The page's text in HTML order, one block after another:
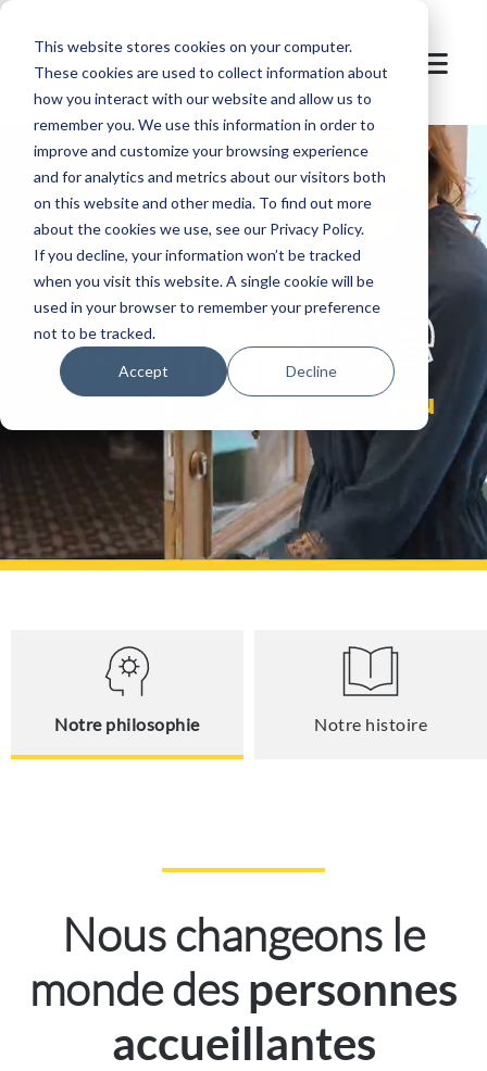
This website stores cookies on your computer.
These cookies are used to collect information about
how you interact with our website and allow us to
remember you. We use this information in order to
improve and customize your browsing experience
and for analytics and metrics about our visitors both
on this website and other media. To find out more
about the cookies we use, see our Privacy Policy.
If you decline, your information won’t be tracked
when you visit this website. A single cookie will be
used in your browser to remember your preference
not to be tracked.
Accept Decline
let's
welcome
you
Notre philosophie Notre histoire
Nous changeons le
monde des personnes
accueillantes